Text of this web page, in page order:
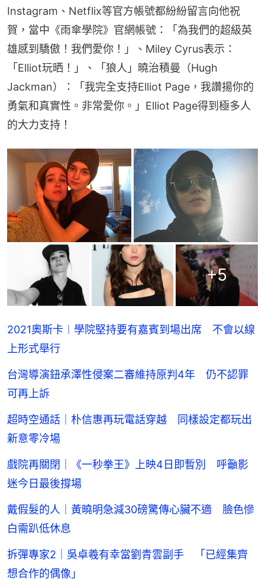
Instagram、Netflix等官方帳號都紛紛留言向他祝
賀，當中《雨傘學院》官網帳號：「為我們的超級英
雄感到驕傲！我們愛你！」、Miley Cyrus表示：
「Elliot玩晒！」、「狼人」曉治積曼（Hugh
Jackman）：「我完全支持Elliot Page，我讚揚你的
勇氣和真實性。非常愛你。」Elliot Page得到極多人
的大力支持！
+5
2021奧斯卡︱學院堅持要有嘉賓到場出席 不會以線
上形式舉行
台灣導演鈕承澤性侵案二審維持原判4年 仍不認罪
可再上訴
超時空通話｜朴信惠再玩電話穿越 同樣設定都玩出
新意零冷場
戲院再關閉｜《一秒拳王》上映4日即暫別 呼籲影
迷今日最後撐場
戴假髮的人｜黃曉明急減30磅驚傳心臟不適 臉色慘
白需趴低休息
拆彈專家2｜吳卓羲有幸當劉青雲副手 「已經集齊
想合作的偶像」